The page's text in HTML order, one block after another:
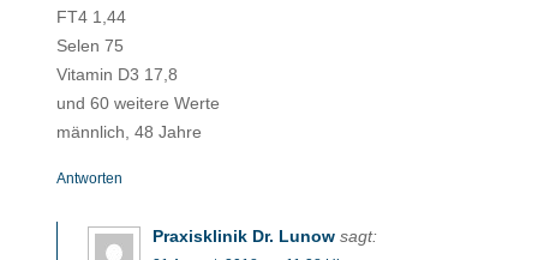
FT4 1,44
Selen 75
Vitamin D3 17,8
und 60 weitere Werte
männlich, 48 Jahre
Antworten
Praxisklinik Dr. Lunow sagt: